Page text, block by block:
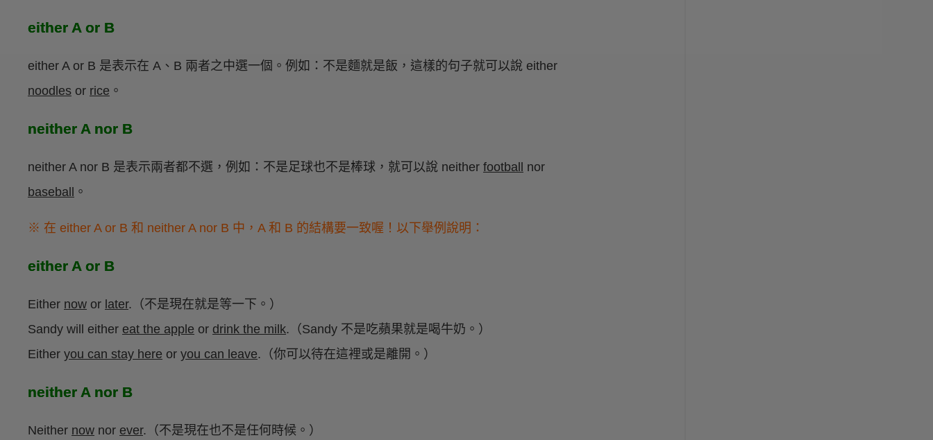
either A or B
either A or B 是表示在 A、B 兩者之中選一個。例如：不是麵就是飯，這樣的句子就可以說 either
noodles or rice 。
neither A nor B
neither A nor B 是表示兩者都不選，例如：不是足球也不是棒球，就可以說 neither football
nor
baseball
。
※ 在 either A or B 和 neither A nor B 中，A 和 B 的結構要一致喔！以下舉例說明：
either A or B
Either now or later.（不是現在就是等一下。）
Sandy will either eat the apple or drink the milk.（Sandy 不是吃蘋果就是喝牛奶。）
Either you can stay here or you can leave.（你可以待在這裡或是離開。）
neither A nor B
Neither now nor ever.（不是現在也不是任何時候。）